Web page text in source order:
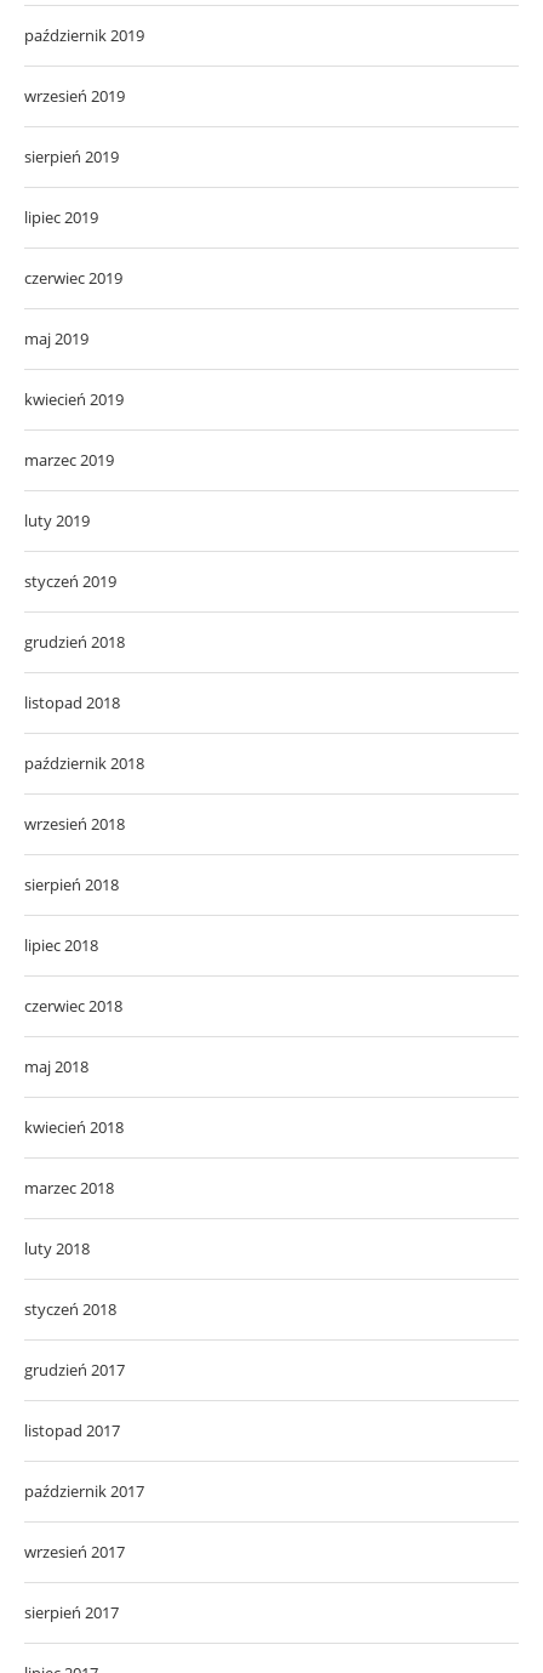
październik 2019
wrzesień 2019
sierpień 2019
lipiec 2019
czerwiec 2019
maj 2019
kwiecień 2019
marzec 2019
luty 2019
styczeń 2019
grudzień 2018
listopad 2018
październik 2018
wrzesień 2018
sierpień 2018
lipiec 2018
czerwiec 2018
maj 2018
kwiecień 2018
marzec 2018
luty 2018
styczeń 2018
grudzień 2017
listopad 2017
październik 2017
wrzesień 2017
sierpień 2017